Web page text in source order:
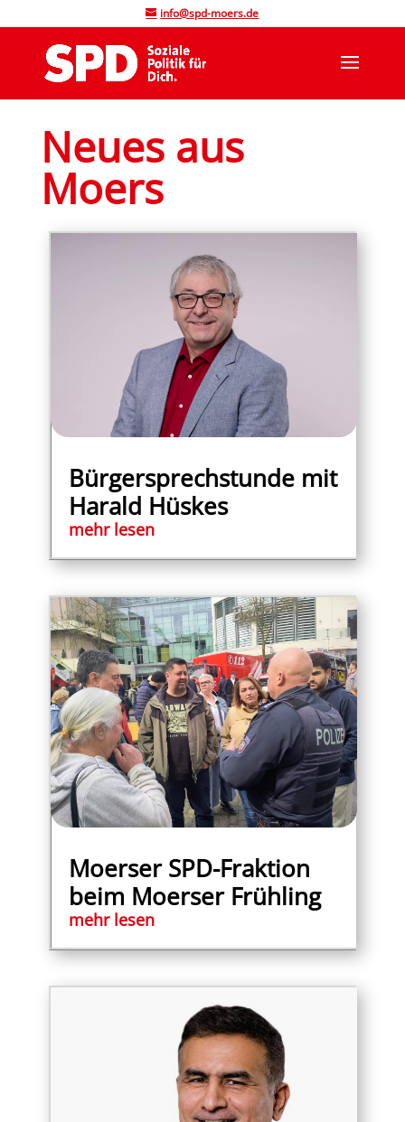
info@spd-moers.de
Neues aus
Moers
Bürgersprechstunde mit
Harald Hüskes
mehr lesen
Moerser SPD-Fraktion
beim Moerser Frühling
mehr lesen